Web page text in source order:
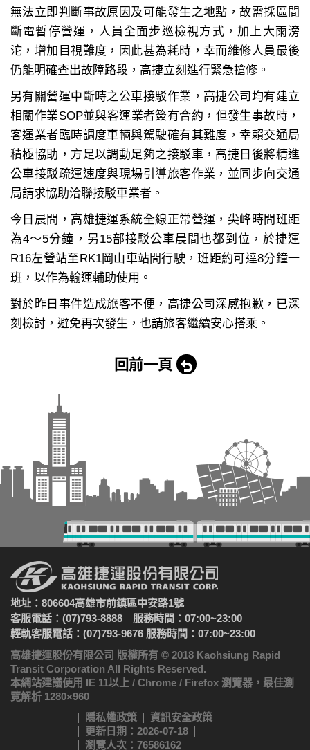
無法立即判斷事故原因及可能發生之地點，故需採區間
斷電暫停營運，人員全面步巡檢視方式，加上大雨滂
沱，增加目視難度，因此甚為耗時，幸而維修人員最後
仍能明確查出故障路段，高捷立刻進行緊急搶修。
另有關營運中斷時之公車接駁作業，高捷公司均有建立
相關作業SOP並與客運業者簽有合約，但發生事故時，
客運業者臨時調度車輛與駕駛確有其難度，幸賴交通局
積極協助，方足以調動足夠之接駁車，高捷日後將精進
公車接駁疏運速度與現場引導旅客作業，並同步向交通
局請求協助洽聯接駁車業者。
今日晨間，高雄捷運系統全線正常營運，尖峰時間班距
為4～5分鐘，另15部接駁公車晨間也都到位，於捷運
R16左營站至RK1岡山車站間行駛，班距約可達8分鐘一
班，以作為輸運輔助使用。
對於昨日事件造成旅客不便，高捷公司深感抱歉，已深
刻檢討，避免再次發生，也請旅客繼續安心搭乘。
回前一頁
地址：806604高雄市前鎮區中安路1號
客服電話：(07)793-8888 服務時間：07:00~23:00
輕軌客服電話：(07)793-9676 服務時間：07:00~23:00
高雄捷運股份有限公司 版權所有 © 2018 Kaohsiung Rapid
Transit Corporation All Rights Reserved.
本網站建議使用 IE 11以上 / Chrome / Firefox 瀏覽器，最佳瀏
覽解析 1280×960
隱私權政策
資訊安全政策
更新日期：2026-07-18
瀏覽人次：76586162